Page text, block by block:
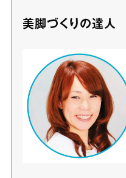
美脚づくりの達人